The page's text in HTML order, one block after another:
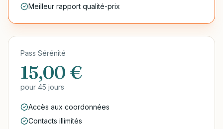
Meilleur rapport qualité-prix
Pass Sérénité
15,00 €
pour 45 jours
Accès aux coordonnées
Contacts illimités